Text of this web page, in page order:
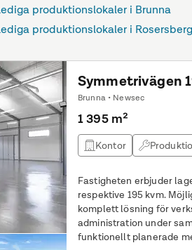
produktionslokaler i Brunna
produktionslokaler i Rosersberg
Symmetrivägen
Brunna • Newsec
1 395 m²
Kontor
Fastigheten erbjuder
respektive 195 kvm.
komplett lösning för
administration under
funktionellt planerade